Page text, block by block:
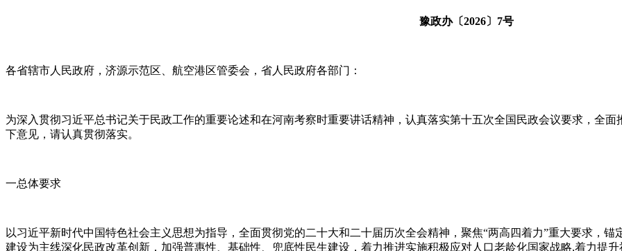
豫政办〔2026〕7号
各省辖市人民政府，济源示范区、航空港区管委会，省人民政府各部门：
为深入贯彻习近平总书记关于民政工作的重要论述和在河南考察时重要讲话精神，认真落实第十五次全国民政会议要求，全
下意见，请认真贯彻落实。
一总体要求
以习近平新时代中国特色社会主义思想为指导，全面贯彻党的二十大和二十届历次全会精神，聚焦“两高四着力”重大要求，
建设为主线深化民政改革创新，加强普惠性、基础性、兜底性民生建设，着力推进实施积极应对人口老龄化国家战略,着力提